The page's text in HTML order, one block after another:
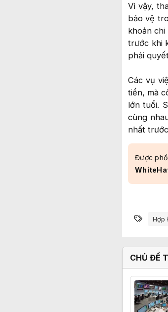
Vì vậy,
bảo vệ
khoản
trước khi
phải
Các vụ
tiền, mà
lớn tuổi.
cùng
nhất
Được
TừHợp
CHỦ ĐỀ